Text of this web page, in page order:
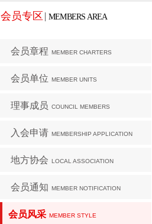
会员专区 MEMBERS AREA
会员章程 MEMBER CHARTERS
会员单位 MEMBER UNITS
理事成员 COUNCIL MEMBERS
入会申请 MEMBERSHIP APPLICATION
地方协会 LOCAL ASSOCIATION
会员通知 MEMBER NOTIFICATION
会员风采 MEMBER STYLE